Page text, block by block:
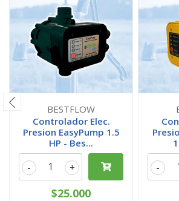
BESTFLOW
Controlador Elec.
Presion EasyPump 1.5
HP - Bes...
+
-
$25.000
-